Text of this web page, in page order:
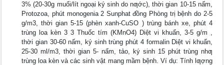
3% (20-30g muối/lít ngoại ký sinh do nƣớc), thời gian 10-15 nấm,
Protozoa, phút monogenia 2 Sunphat đồng Phòng trị bệnh do 2-5
g/m3, thời gian 5-15 (phèn xanh-CuSO ) trùng bánh xe, phút 4
trùng loa kèn 3 3 Thuốc tím (KMnO4) Diệt vi khuẩn, 3-5 g/m ,
thời gian 30-60 nấm, ký sinh trùng phút 4 formalin Diệt vi khuẩn,
25-30 ml/m3, thời gian 5- nấm, tảo, ký sinh 15 phút trùng nhƣ
trùng loa kèn và các sinh vật mang mầm bệnh. Ví dụ: Tính lƣợng